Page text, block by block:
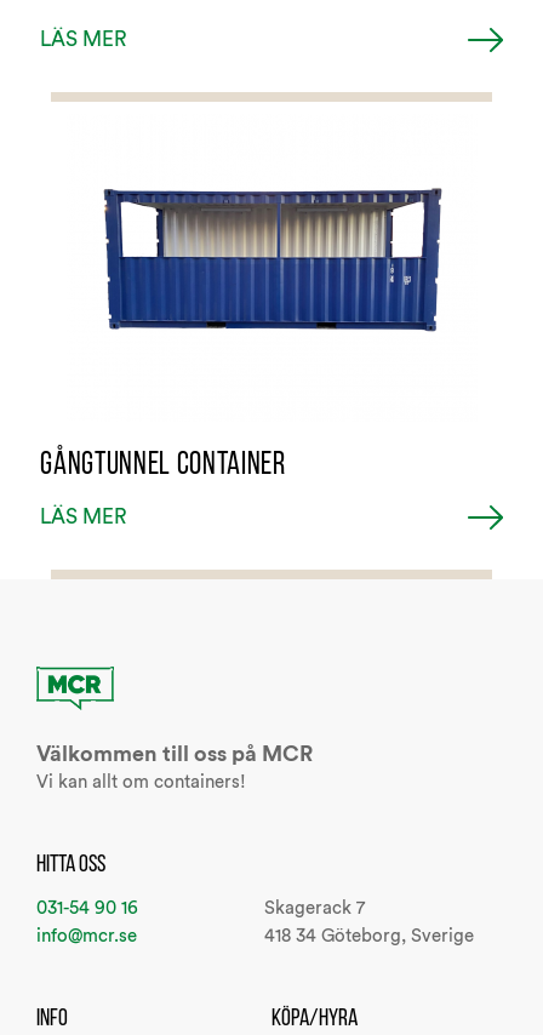
LÄS MER
GÅNGTUNNEL CONTAINER
LÄS MER
Välkommen till oss på MCR
Vi kan allt om containers!
INFO KÖPA/HYRA
HITTA OSS
Skagerack 7
418 34 Göteborg, Sverige
031-54 90 16
info@mcr.se